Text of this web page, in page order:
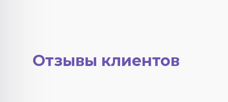
Отзывы клиентов